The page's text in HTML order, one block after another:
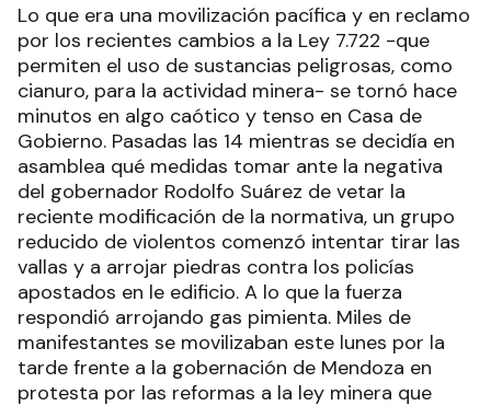
Lo que era una movilización pacífica y en reclamo
por los recientes cambios a la Ley 7.722 -que
permiten el uso de sustancias peligrosas, como
cianuro, para la actividad minera- se tornó hace
minutos en algo caótico y tenso en Casa de
Gobierno. Pasadas las 14 mientras se decidía en
asamblea qué medidas tomar ante la negativa
del gobernador Rodolfo Suárez de vetar la
reciente modificación de la normativa, un grupo
reducido de violentos comenzó intentar tirar las
vallas y a arrojar piedras contra los policías
apostados en le edificio. A lo que la fuerza
respondió arrojando gas pimienta. Miles de
manifestantes se movilizaban este lunes por la
tarde frente a la gobernación de Mendoza en
protesta por las reformas a la ley minera que